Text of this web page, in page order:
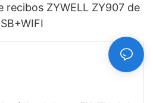
recibos ZYWELL ZY907 de